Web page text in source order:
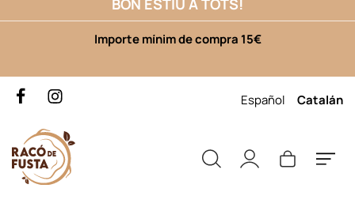
BON ESTIU A TOTS!
Importe mínim de compra 15€
Español Catalán